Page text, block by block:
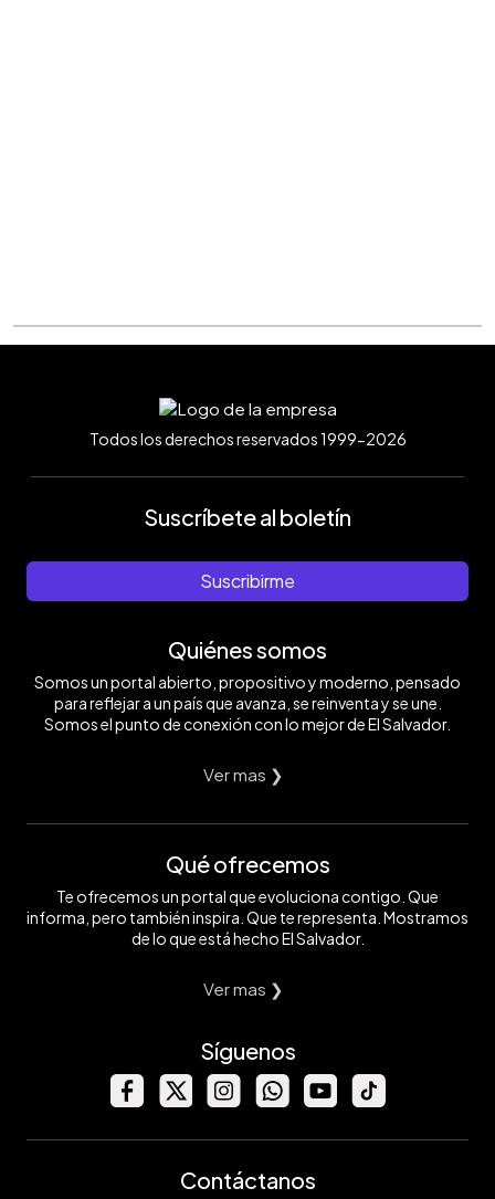
Todos los derechos reservados 1999-2026
Suscríbete al boletín
Suscribirme
Quiénes somos
Somos un portal abierto, propositivo y moderno, pensado
para reflejar a un país que avanza, se reinventa y se une.
Somos el punto de conexión con lo mejor de El Salvador.
Ver mas ❯
Qué ofrecemos
Te ofrecemos un portal que evoluciona contigo. Que
informa, pero también inspira. Que te representa. Mostramos
de lo que está hecho El Salvador.
Ver mas ❯
Síguenos
Contáctanos